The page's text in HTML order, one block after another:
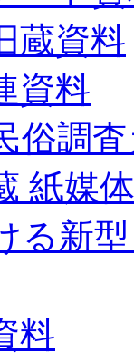
蔵資料
資料
調査
紙媒
る新
料